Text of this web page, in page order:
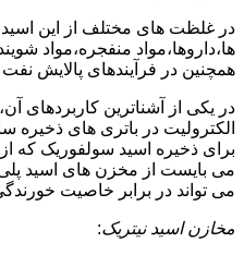
در غلظت های مختلف از این اسید
ها،داروها،مواد منفجره،مواد
همچنین در فرآیندهای پالایش
در یکی از آشناترین کاربردهای
الکترولیت در باتری های
برای ذخیره اسید سولفوریک که
می بایست از مخزن های اسید پلی
می تواند در برابر خاصیت
مخازن اسید نیتریک: